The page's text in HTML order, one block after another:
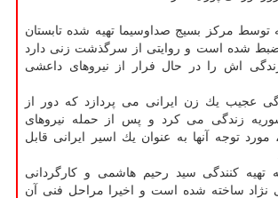
توسط مركز بسیج صداوسیما تهیه شده تابستان
ضبط شده است و روایتی از سرگذشت زنی دارد
اش را در حال فرار از نیروهای داعشی
عجیب یك زن ایرانی می پردازد كه دور از
زندگی می كرد و پس از حمله نیروهای
توجه آنها به عنوان یك اسیر ایرانی قابل
تهیه كنندگی سید رحیم هاشمی و كارگردانی
نژاد ساخته شده است و اخیرا مراحل فنی آن